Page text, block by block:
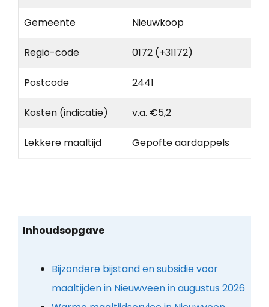
Gemeente Nieuwkoop
Regio-code 0172 (+31172)
Postcode 2441
Kosten (indicatie) v.a. €5,2
Lekkere maaltijd Gepofte aardappels
Inhoudsopgave
Bijzondere bijstand en subsidie voor
maaltijden in Nieuwveen in augustus 2026